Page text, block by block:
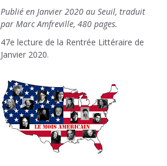
Publié en Janvier 2020 au Seuil, traduit
par Marc Amfreville, 480 pages.
47e lecture de la Rentrée Littéraire de
Janvier 2020.